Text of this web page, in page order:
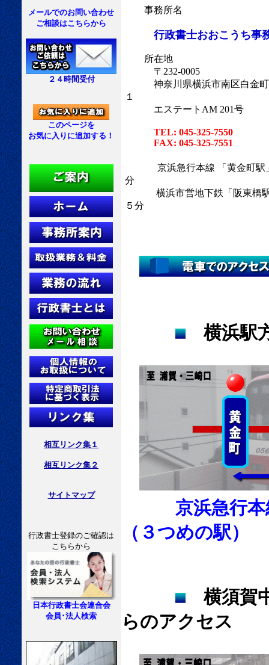
メールでのお問い合わせ
ご相談はこちらから
２４時間受付
このページを
お気に入りに追加する！
相互リンク集１
相互リンク集２
サイトマップ
行政書士登録のご確認は
こちらから
日本行政書士会連合会
会員･法人検索
事務所名
行政書士おおこうち事
所在地
〒232-0005
神奈川県横浜市南区白金町
１
エステートAM 201号
TEL: 045-325-7550
FAX: 045-325-7551
京浜急行本線 「黄金町駅
分
横浜市営地下鉄「阪東橋駅
５分
横浜駅
京浜急行
（３つめの駅）
横須賀
らのアクセス